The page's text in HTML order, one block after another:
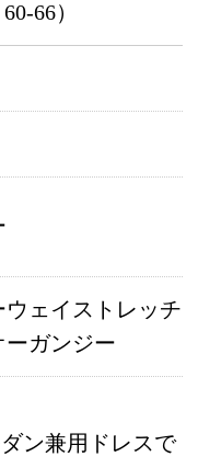
66）
ェイストレッチ
ガンジー
ン兼用ドレスで